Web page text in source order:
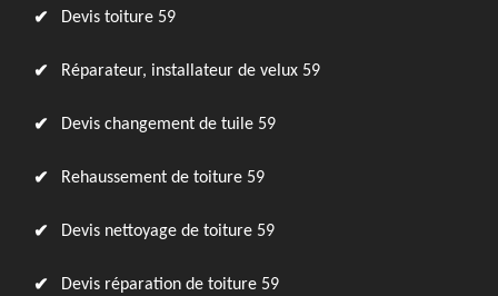
Devis toiture 59
Réparateur, installateur de velux 59
Devis changement de tuile 59
Rehaussement de toiture 59
Devis nettoyage de toiture 59
Devis réparation de toiture 59